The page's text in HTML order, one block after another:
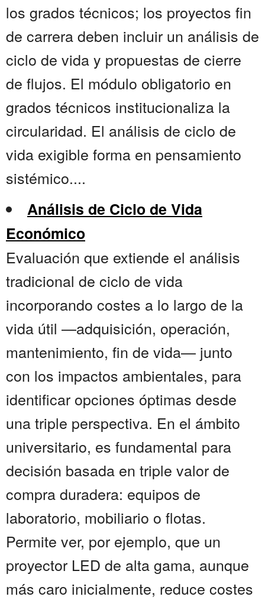
los grados técnicos; los proyectos fin
de carrera deben incluir un análisis de
ciclo de vida y propuestas de cierre
de flujos. El módulo obligatorio en
grados técnicos institucionaliza la
circularidad. El análisis de ciclo de
vida exigible forma en pensamiento
sistémico....
Análisis de Ciclo de Vida
Económico
Evaluación que extiende el análisis
tradicional de ciclo de vida
incorporando costes a lo largo de la
vida útil —adquisición, operación,
mantenimiento, fin de vida— junto
con los impactos ambientales, para
identificar opciones óptimas desde
una triple perspectiva. En el ámbito
universitario, es fundamental para
decisión basada en triple valor de
compra duradera: equipos de
laboratorio, mobiliario o flotas.
Permite ver, por ejemplo, que un
proyector LED de alta gama, aunque
más caro inicialmente, reduce costes